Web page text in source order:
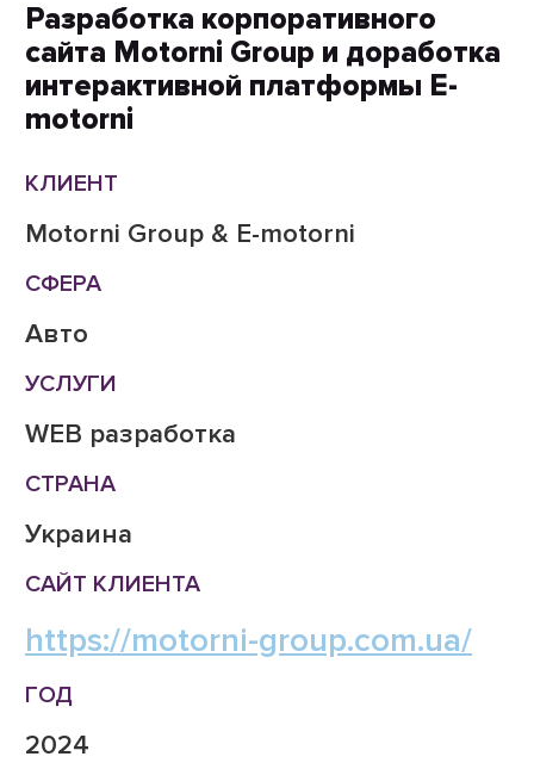
Разработка корпоративного
сайта Motorni Group и доработка
интерактивной платформы E-
motorni
КЛИЕНТ
Motorni Group & E-motorni
СФЕРА
Авто
УСЛУГИ
WEB разработка
СТРАНА
Украина
САЙТ КЛИЕНТА
https://motorni-group.com.ua/
ГОД
2024